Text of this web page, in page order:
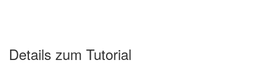
Details zum Tutorial